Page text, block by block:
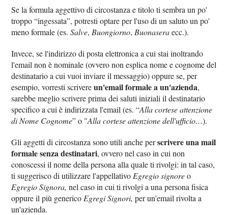
Se la formula aggettivo di circostanza e titolo ti sembra un po'
troppo “ingessata”, potresti optare per l'uso di un saluto un po'
meno formale (es.Salve, Buongiorno, Buonaseraecc.).
Invece, se l'indirizzo di posta elettronica a cui stai inoltrando
l'email non è nominale (ovvero non esplica nome e cognome del
destinatario a cui vuoi inviare il messaggio) oppure se, per
esempio, vorresti scrivereun'email formale a un'azienda,
sarebbe meglio scrivere prima dei saluti iniziali il destinatario
specifico a cui è indirizzata l'email (es. “Alla cortese attenzione
di Nome Cognome” o "Alla cortese attenzione dell'ufficio…).
Gli aggetti di circostanza sono utili anche perscrivere una mail
formale senza destinatari, ovvero nel caso in cui non
conoscessi il nome della persona alla quale ti rivolgi: in tal caso,
ti suggerisco di utilizzare l'appellativo Egregio signoreo
Egregio Signora, nel caso in cui ti rivolgi a una persona fisica
oppure il più generico Egregi Signori, per un'email rivolta a
un'azienda.